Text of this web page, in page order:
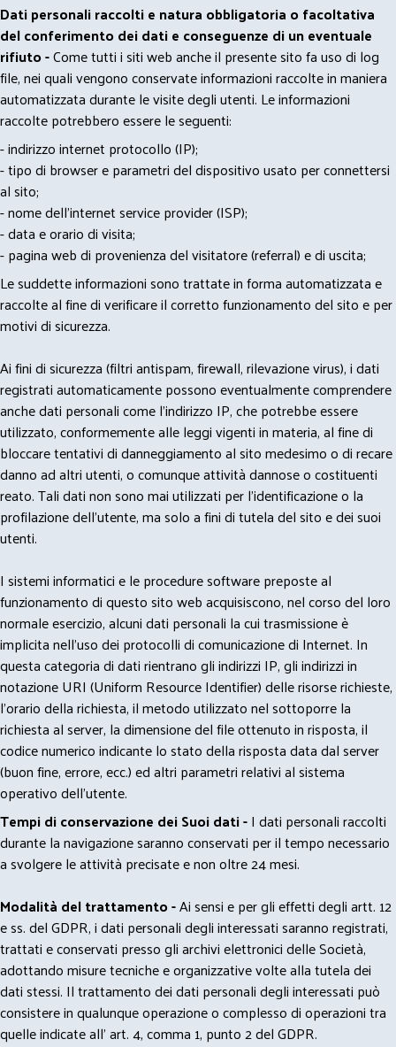
Dati personali raccolti e natura obbligatoria o facoltativa
del conferimento dei dati e conseguenze di un eventuale
rifiuto -Come tutti i siti web anche il presente sito fa uso di log
file, nei quali vengono conservate informazioni raccolte in maniera
automatizzata durante le visite degli utenti. Le informazioni
raccolte potrebbero essere le seguenti:
- indirizzo internet protocollo (IP);
- tipo di browser e parametri del dispositivo usato per connettersi
al sito;
- nome dell'internet service provider (ISP);
- data e orario di visita;
- pagina web di provenienza del visitatore (referral) e di uscita;
Le suddette informazioni sono trattate in forma automatizzata e
raccolte al fine di verificare il corretto funzionamento del sito e per
motivi di sicurezza.
Ai fini di sicurezza (filtri antispam, firewall, rilevazione virus), i dati
registrati automaticamente possono eventualmente comprendere
anche dati personali come l'indirizzo IP, che potrebbe essere
utilizzato, conformemente alle leggi vigenti in materia, al fine di
bloccare tentativi di danneggiamento al sito medesimo o di recare
danno ad altri utenti, o comunque attività dannose o costituenti
reato. Tali dati non sono mai utilizzati per l'identificazione o la
profilazione dell'utente, ma solo a fini di tutela del sito e dei suoi
utenti.
I sistemi informatici e le procedure software preposte al
funzionamento di questo sito web acquisiscono, nel corso del loro
normale esercizio, alcuni dati personali la cui trasmissione è
implicita nell'uso dei protocolli di comunicazione di Internet. In
questa categoria di dati rientrano gli indirizzi IP, gli indirizzi in
notazione URI (Uniform Resource Identifier) delle risorse richieste,
l'orario della richiesta, il metodo utilizzato nel sottoporre la
richiesta al server, la dimensione del file ottenuto in risposta, il
codice numerico indicante lo stato della risposta data dal server
(buon fine, errore, ecc.) ed altri parametri relativi al sistema
operativo dell'utente.
Tempi di conservazione dei Suoi dati -I dati personali raccolti
durante la navigazione saranno conservati per il tempo necessario
a svolgere le attività precisate e non oltre 24 mesi.
Modalità del trattamento -Ai sensi e per gli effetti degli artt. 12
e ss. del GDPR, i dati personali degli interessati saranno registrati,
trattati e conservati presso gli archivi elettronici delle Società,
adottando misure tecniche e organizzative volte alla tutela dei
dati stessi. Il trattamento dei dati personali degli interessati può
consistere in qualunque operazione o complesso di operazioni tra
quelle indicate all' art. 4, comma 1, punto 2 del GDPR.